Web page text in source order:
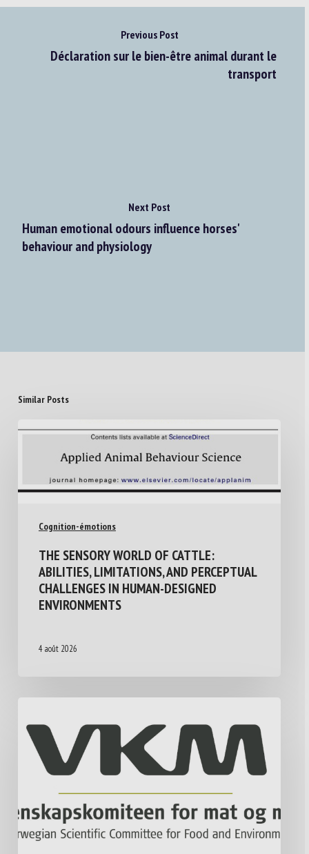
Previous Post
Déclaration sur le bien-être animal durant le
transport
Next Post
Human emotional odours influence horses'
behaviour and physiology
Similar Posts
Cognition-émotions
THE SENSORY WORLD OF CATTLE:
ABILITIES, LIMITATIONS, AND PERCEPTUAL
CHALLENGES IN HUMAN-DESIGNED
ENVIRONMENTS
4 août 2026